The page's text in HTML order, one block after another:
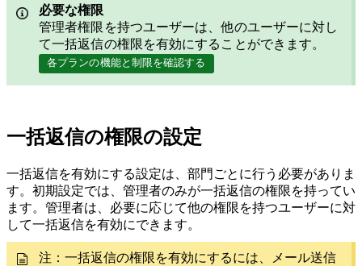
必要な権限
管理者権限を持つユーザーは、他のユーザーに対し
て一括返信の権限を有効にすることができます。
各プランの機能と制限を確認する
一括返信の権限の設定
一括返信を有効にする設定は、部門ごとに行う必要がありま
す。初期設定では、管理者のみが一括返信の権限を持ってい
ます。管理者は、必要に応じて他の権限を持つユーザーに対
して一括返信を有効にできます。
注： 一括返信の権限を有効にするには、メール送信